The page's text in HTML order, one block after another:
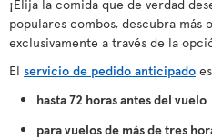
¡Elija la comida que de verdad
populares combos, descubra más
exclusivamente a través de la
El servicio de pedido anticipado
hasta 72 horas antes del vuelo
para vuelos de más de tres